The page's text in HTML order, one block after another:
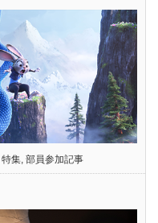
特集, 部員参加記事